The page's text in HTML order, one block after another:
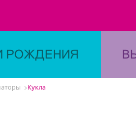
РОЖДЕНИЯ
Кукла